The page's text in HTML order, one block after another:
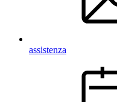
assistenza